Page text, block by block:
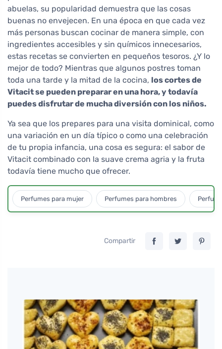
abuelas, su popularidad demuestra que las cosas
buenas no envejecen. En una época en que cada vez
más personas buscan cocinar de manera simple, con
ingredientes accesibles y sin químicos innecesarios,
estas recetas se convierten en pequeños tesoros. ¿Y lo
mejor de todo? Mientras que algunos postres toman
toda una tarde y la mitad de la cocina, los cortes de
Vitacit se pueden preparar en una hora, y todavía
puedes disfrutar de mucha diversión con los niños.
Ya sea que los prepares para una visita dominical, como
una variación en un día típico o como una celebración
de tu propia infancia, una cosa es segura: el sabor de
Vitacit combinado con la suave crema agria y la fruta
todavía tiene mucho que ofrecer.
Perfumes para mujer Perfumes para hombres
Compartir